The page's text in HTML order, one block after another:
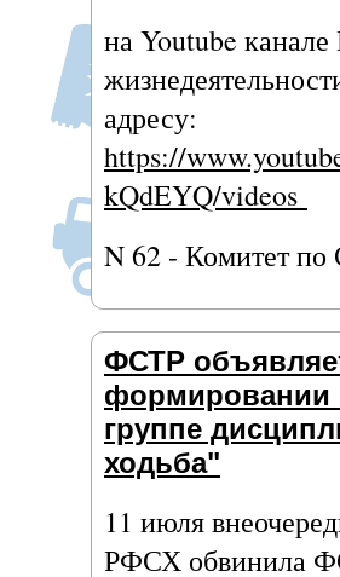
на Youtube
адресу:
https://
kQdEYQ/videos
N 62 - Комитет по
ФСТР
формировании
группе
ходьба"
11 июля
РФСХ обвинила